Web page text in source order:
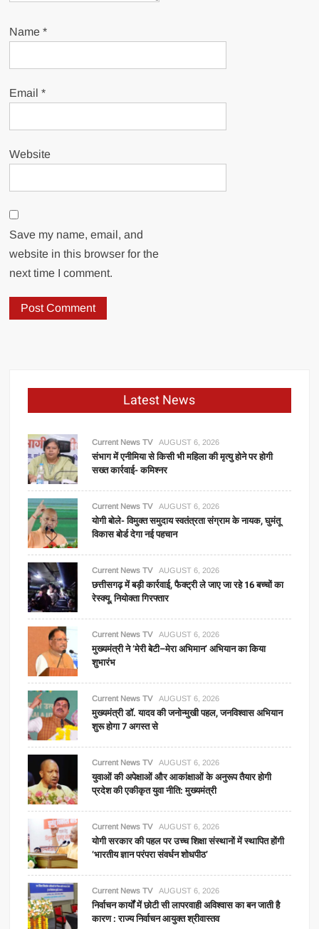
Name*
Email*
Website
Save my name, email, and
website in this browser for the
next time I comment.
Latest News
Current News TV AUGUST 6, 2026
संभाग में एनीमिया से किसी भी महिला की मृत्यु होने पर होगी
सख्त कार्रवाई- कमिश्नर
Current News TV AUGUST 6, 2026
योगी बोले- विमुक्त समुदाय स्वतंत्रता संग्राम के नायक, घुमंतू
विकास बोर्ड देगा नई पहचान
Current News TV AUGUST 6, 2026
छत्तीसगढ़ में बड़ी कार्रवाई, फैक्ट्री ले जाए जा रहे 16 बच्चों का
रेस्क्यू, नियोक्ता गिरफ्तार
Current News TV AUGUST 6, 2026
मुख्यमंत्री ने ‘मेरी बेटी–मेरा अभिमान’ अभियान का किया
शुभारंभ
Current News TV AUGUST 6, 2026
मुख्यमंत्री डॉ. यादव की जनोन्मुखी पहल, जनविश्वास अभियान
शुरू होगा 7 अगस्त से
Current News TV AUGUST 6, 2026
युवाओं की अपेक्षाओं और आकांक्षाओं के अनुरूप तैयार होगी
प्रदेश की एकीकृत युवा नीति: मुख्यमंत्री
Current News TV AUGUST 6, 2026
योगी सरकार की पहल पर उच्च शिक्षा संस्थानों में स्थापित होंगी
‘भारतीय ज्ञान परंपरा संवर्धन शोधपीठ’
Current News TV AUGUST 6, 2026
निर्वाचन कार्यों में छोटी सी लापरवाही अविश्वास का बन जाती है
कारण : राज्य निर्वाचन आयुक्त श्रीवास्तव